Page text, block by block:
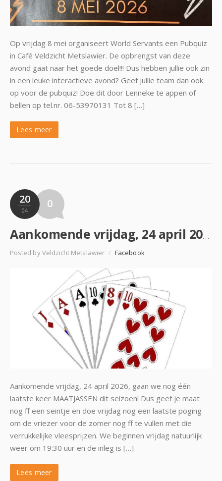
Op vrijdag 8 mei organiseert World Servants een Pubquiz
in Café Veldzicht Metslawier. De opbrengst van deze
avond gaat naar het goede doel!!! Dus hebben jullie ook zin
in een leuke interactieve avond? Geef jullie team dan ook
op voor de pubquiz! Doe dit door Lenneke te appen of
bellen op tel.nr. 06-53970131 Tot 8 […]
Lees meer
20
04
0
Aankomende vrijdag, 24 april 2026, gaan we nog één laatste keer MAATJASSEN dit seizoen! Dus geef je…
Posted by Veldzicht Metslawier / Facebook
Aankomende vrijdag, 24 april 2026, gaan we nog één
laatste keer MAATJASSEN dit seizoen! Dus geef je maat
nog ff een seintje en doe vrijdag nog een laatste poging
om de vriezer voor de zomer nog ff te vullen met die
verrukkelijke vleesprijzen. We beginnen vrijdag natuurlijk
weer om 19:30 uur en de inleg is […]
Lees meer